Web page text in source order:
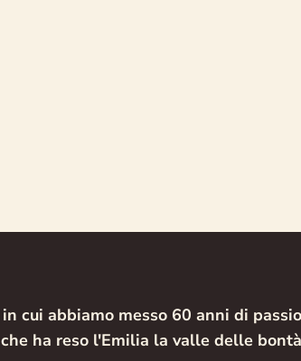
cui abbiamo messo 60 anni di
ha reso l'Emilia la valle delle